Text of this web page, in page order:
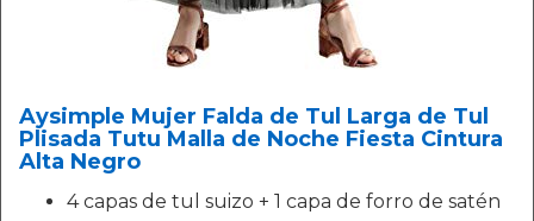
Aysimple Mujer Falda de Tul Larga de Tul
Plisada Tutu Malla de Noche Fiesta Cintura
Alta Negro
4 capas de tul suizo + 1 capa de forro de satén